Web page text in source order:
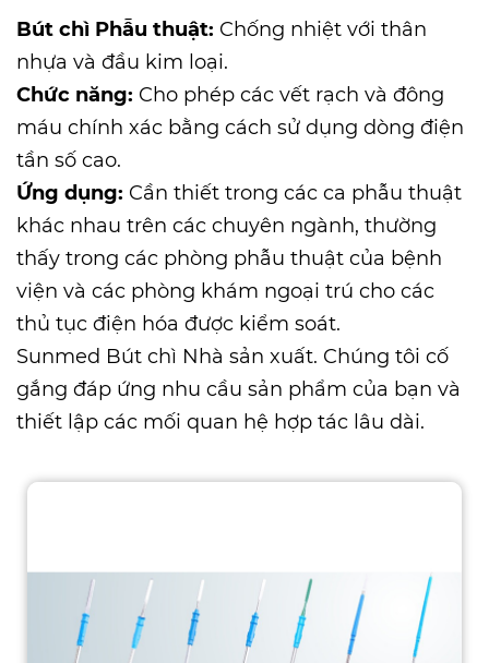
Bút chì Phẫu thuật: Chống nhiệt với thân
nhựa và đầu kim loại.
Chức năng: Cho phép các vết rạch và đông
máu chính xác bằng cách sử dụng dòng điện
tần số cao.
Ứng dụng: Cần thiết trong các ca phẫu thuật
khác nhau trên các chuyên ngành, thường
thấy trong các phòng phẫu thuật của bệnh
viện và các phòng khám ngoại trú cho các
thủ tục điện hóa được kiểm soát.
Sunmed Bút chì Nhà sản xuất. Chúng tôi cố
gắng đáp ứng nhu cầu sản phẩm của bạn và
thiết lập các mối quan hệ hợp tác lâu dài.